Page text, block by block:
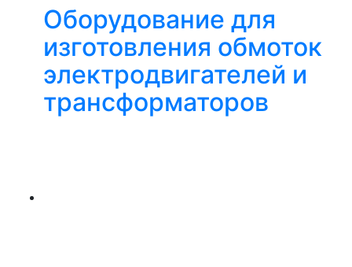
Оборудование для
изготовления обмоток
электродвигателей и
трансформаторов